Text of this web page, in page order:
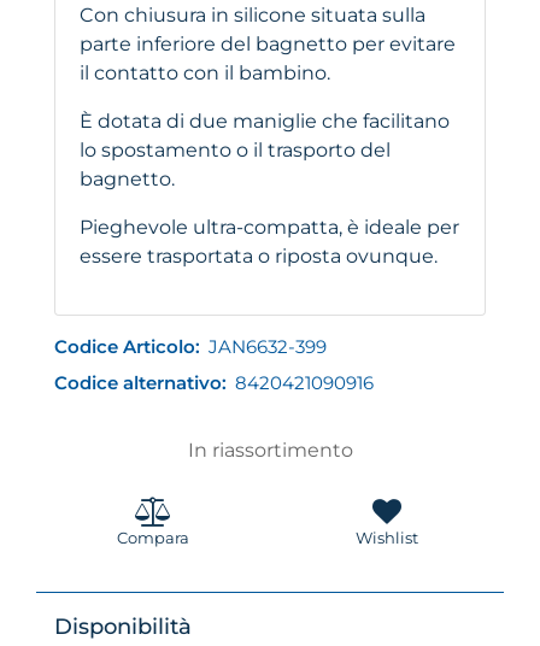
Con chiusura in silicone situata sulla
parte inferiore del bagnetto per evitare
il contatto con il bambino.
È dotata di due maniglie che facilitano
lo spostamento o il trasporto del
bagnetto.
Pieghevole ultra-compatta, è ideale per
essere trasportata o riposta ovunque.
Codice Articolo: JAN6632-399
Codice alternativo: 8420421090916
In riassortimento
Compara Wishlist
Disponibilità